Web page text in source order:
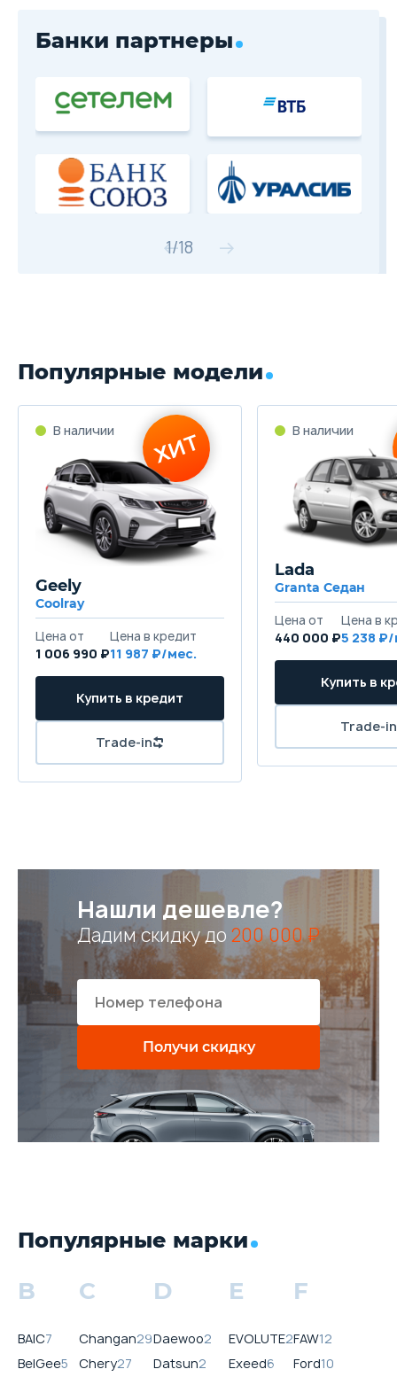
Банки партнеры
1/18
Популярные модели
Geely
Coolray
1 006 990 ₽11 987
Lada
Granta Седан
440 000 ₽5 238
Нашли дешевле?
Дадим скидку до 200 000 ₽
Получи скидку
Популярные марки
B
BAIC7
BelGee5
C
Changan29
Chery27
D
Daewoo2
Datsun2
E
EVOLUTE2
Exeed6
F
FAW12
Ford10